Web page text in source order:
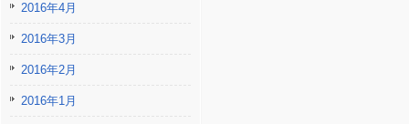
2016年4月
2016年3月
2016年2月
2016年1月